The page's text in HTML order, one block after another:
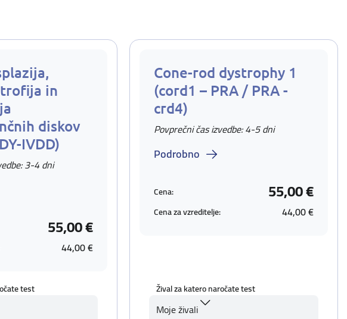
in
diskov
IVDD)
3-4 dni
55,00 €
44,00 €
test
Cone-rod dystrophy 1
(cord1 – PRA / PRA -
crd4)
Povprečni čas izvedbe: 4-5 dni
Podrobno
Cena: 55,00 €
Cena za vzreditelje: 44,00 €
Žival za katero naročate test
Moje živali